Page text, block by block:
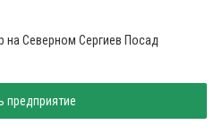
на Северном Сергиев Посад
предприятие